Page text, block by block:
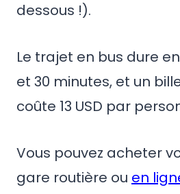
dessous !).
Le trajet en bus dure
et 30 minutes, et un
coûte 13 USD par
Vous pouvez acheter
gare routière ou en